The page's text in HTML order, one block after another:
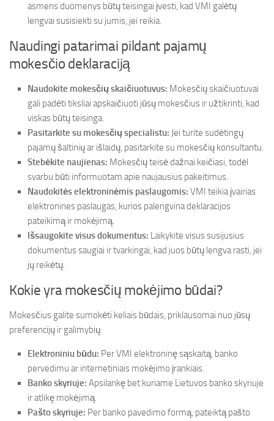
asmens duomenys būtų teisingai įvesti, kad VMI galėtų
lengvai susisiekti su jumis, jei reikia.
Naudingi patarimai pildant pajamų
mokesčio deklaraciją
Naudokite mokesčių skaičiuotuvus: Mokesčių skaičiuotuvai
gali padėti tiksliai apskaičiuoti jūsų mokesčius ir užtikrinti, kad
viskas būtų teisinga.
Pasitarkite su mokesčių specialistu: Jei turite sudėtingų
pajamų šaltinių ar išlaidų, pasitarkite su mokesčių konsultantu.
Stebėkite naujienas: Mokesčių teisė dažnai keičiasi, todėl
svarbu būti informuotam apie naujausius pakeitimus.
Naudokitės elektroninėmis paslaugomis: VMI teikia įvairias
elektronines paslaugas, kurios palengvina deklaracijos
pateikimą ir mokėjimą.
Išsaugokite visus dokumentus: Laikykite visus susijusius
dokumentus saugiai ir tvarkingai, kad juos būtų lengva rasti, jei
jų reikėtų.
Kokie yra mokesčių mokėjimo būdai?
Mokesčius galite sumokėti keliais būdais, priklausomai nuo jūsų
preferencijų ir galimybių:
Elektroniniu būdu: Per VMI elektroninę sąskaitą, banko
pervedimu ar internetiniais mokėjimo įrankiais.
Banko skyriuje: Apsilankę bet kuriame Lietuvos banko skyriuje
ir atlikę mokėjimą.
Pašto skyriuje: Per banko pavedimo formą, pateiktą pašto